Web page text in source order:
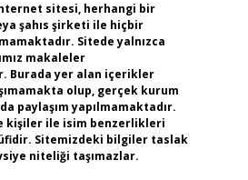
sitesi, herhangi bir
şahıs şirketi ile hiçbir
Sitede yalnızca
makaleler
Burada yer alan içerikler
olup, gerçek kurum
paylaşım yapılmamaktadır.
kişiler ile isim benzerlikleri
Sitemizdeki bilgiler taslak
niteliği taşımazlar.